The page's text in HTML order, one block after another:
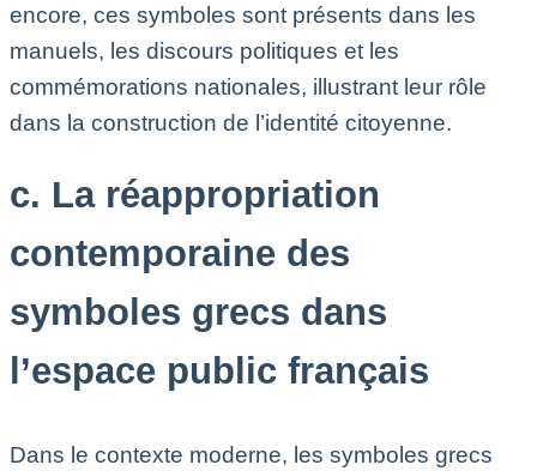
encore, ces symboles sont présents dans les
manuels, les discours politiques et les
commémorations nationales, illustrant leur rôle
dans la construction de l’identité citoyenne.
c. La réappropriation
contemporaine des
symboles grecs dans
l’espace public français
Dans le contexte moderne, les symboles grecs